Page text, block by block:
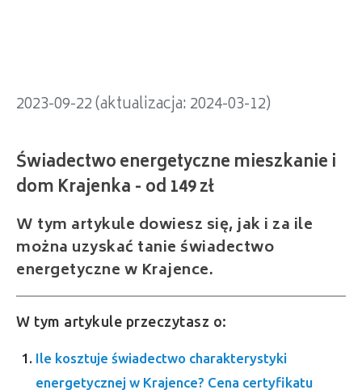
2023-09-22 (aktualizacja: 2024-03-12)
W tym artykule dowiesz się, jak i za ile
można uzyskać tanie świadectwo
energetyczne w Krajence.
W tym artykule przeczytasz o:
Ile kosztuje świadectwo charakterystyki
energetycznej w Krajence? Cena certyfikatu